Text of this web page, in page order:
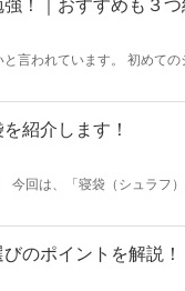
！｜おすすめも３つ
シュラフ選びだと、「もう
『初めてのシュラフ選
紹介します！
今回は、「寝袋（シュラフ
迷いますよね。 私の経験も含めて
のポイントを解説！